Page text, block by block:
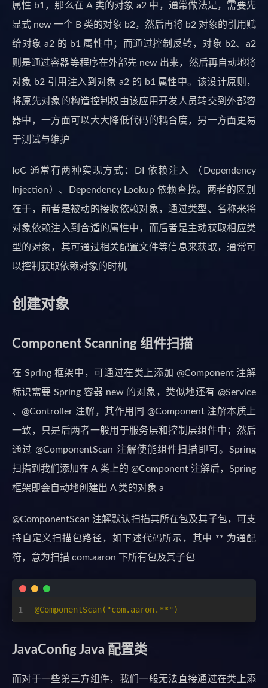
属性 b1，那么在 A 类的对象 a2 中，通常做法是，需要先
显式 new 一个 B 类的对象 b2，然后再将 b2 对象的引用赋
给对象 a2 的 b1 属性中；而通过控制反转，对象 b2、a2
则是通过容器等程序在外部先 new 出来，然后再自动地将
对象 b2 引用注入到对象 a2 的 b1 属性中。该设计原则，
将原先对象的构造控制权由该应用开发人员转交到外部容
器中，一方面可以大大降低代码的耦合度，另一方面更易
于测试与维护
IoC 通常有两种实现方式：DI 依赖注入 （Dependency
Injection）、Dependency Lookup 依赖查找。两者的区别
在于，前者是被动的接收依赖对象，通过类型、名称来将
对象依赖注入到合适的属性中，而后者是主动获取相应类
型的对象，其可通过相关配置文件等信息来获取，通常可
以控制获取依赖对象的时机
创建对象
Component Scanning 组件扫描
在 Spring 框架中，可通过在类上添加 @Component 注解
标识需要 Spring 容器 new 的对象，类似地还有 @Service
、@Controller 注解，其作用同 @Component 注解本质上
一致，只是后两者一般用于服务层和控制层组件中；然后
通过 @ComponentScan 注解使能组件扫描即可。Spring
扫描到我们添加在 A 类上的 @Component 注解后，Spring
框架即会自动地创建出 A 类的对象 a
@ComponentScan 注解默认扫描其所在包及其子包，可支
持自定义扫描包路径，如下述代码所示，其中 ** 为通配
符，意为扫描 com.aaron 下所有包及其子包
1 @ComponentScan("com.aaron.**")
JavaConfig Java 配置类
而对于一些第三方组件，我们一般无法直接通过在类上添